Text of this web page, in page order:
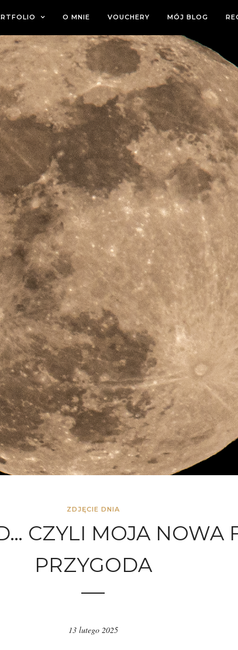
O MNIE VOUCHERY MÓJ BLOG
ZDJĘCIE DNIA
CZYLI MOJA NOWA
PRZYGODA
13 lutego 2025